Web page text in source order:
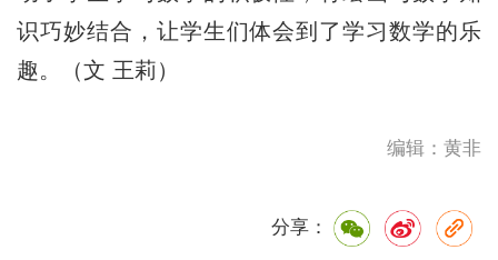
识巧妙结合，让学生们体会到了学习数学的乐
趣。（文 王莉）
编辑：黄非
分享：